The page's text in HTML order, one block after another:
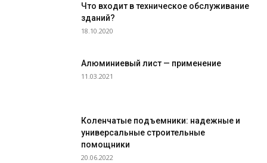
Что входит в техническое обслуживание
зданий?
18.10.2020
Алюминиевый лист — применение
11.03.2021
Коленчатые подъемники: надежные и
универсальные строительные
помощники
20.06.2022